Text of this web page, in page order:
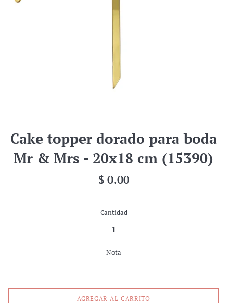
Cake topper dorado para boda
Mr & Mrs - 20x18 cm (15390)
Precio
$ 0.00
Cantidad
Nota
AGREGAR AL CARRITO